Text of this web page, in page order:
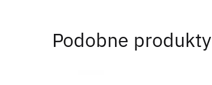
Podobne produkty